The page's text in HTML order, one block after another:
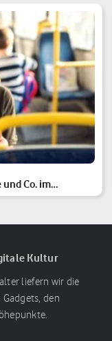
Co. im
Kultur
liefern wir die
den